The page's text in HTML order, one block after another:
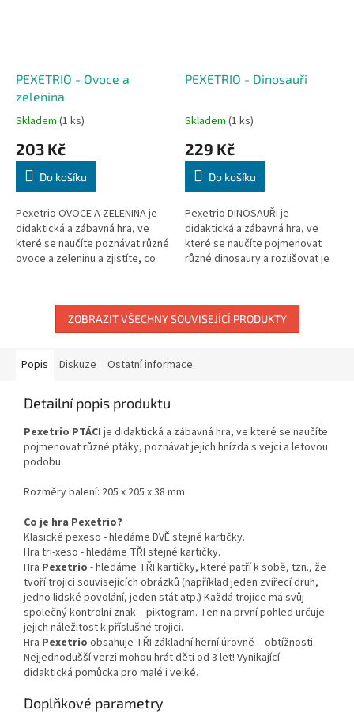
PEXETRIO - Ovoce a
zelenina
Skladem (1 ks)
203 Kč
Do košíku
Pexetrio OVOCE A ZELENINA je
didaktická a zábavná hra, ve
které se naučíte poznávat různé
ovoce a zeleninu a zjistíte, co
PEXETRIO - Dinosauři
Skladem (1 ks)
229 Kč
Do košíku
Pexetrio DINOSAUŘI je
didaktická a zábavná hra, ve
které se naučíte pojmenovat
různé dinosaury a rozlišovat je
ZOBRAZIT VŠECHNY SOUVISEJÍCÍ PRODUKTY
Popis Diskuze Ostatní informace
Detailní popis produktu
Pexetrio PTÁCI je didaktická a zábavná hra, ve které se naučíte
pojmenovat různé ptáky, poznávat jejich hnízda s vejci a letovou
podobu.
Rozměry balení: 205 x 205 x 38 mm.
Co je hra Pexetrio?
Klasické pexeso - hledáme DVĚ stejné kartičky.
Hra tri-xeso - hledáme TŘI stejné kartičky.
Hra Pexetrio - hledáme TŘI kartičky, které patří k sobě, tzn., že
tvoří trojici souvisejících obrázků (například jeden zvířecí druh,
jedno lidské povolání, jeden stát atp.) Každá trojice má svůj
společný kontrolní znak – piktogram. Ten na první pohled určuje
jejich náležitost k příslušné trojici.
Hra Pexetrio obsahuje TŘI základní herní úrovně – obtížnosti.
Nejjednodušší verzi mohou hrát děti od 3 let! Vynikající
didaktická pomůcka pro malé i velké.
Doplňkové parametry